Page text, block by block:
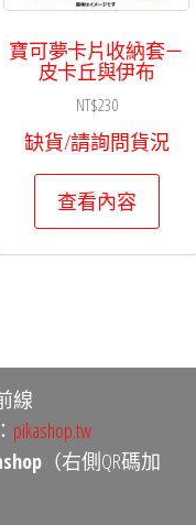
寶可夢卡片收納套－
皮卡丘與伊布
NT$230
缺貨/請詢問貨況
查看內容
線
pikashop.tw
（右側QR碼加